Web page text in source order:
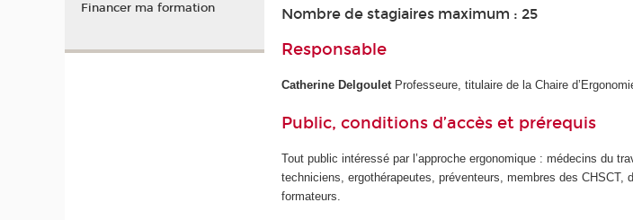
Nombre de stagiaires maximum : 25
Responsable
Catherine Delgoulet Professeure, titulaire de la Chaire
Public, conditions d’accès et prérequis
Tout public intéressé par l’approche ergonomique : médecins du
techniciens, ergothérapeutes, préventeurs, membres des CHSCT,
formateurs.
Financer ma formation